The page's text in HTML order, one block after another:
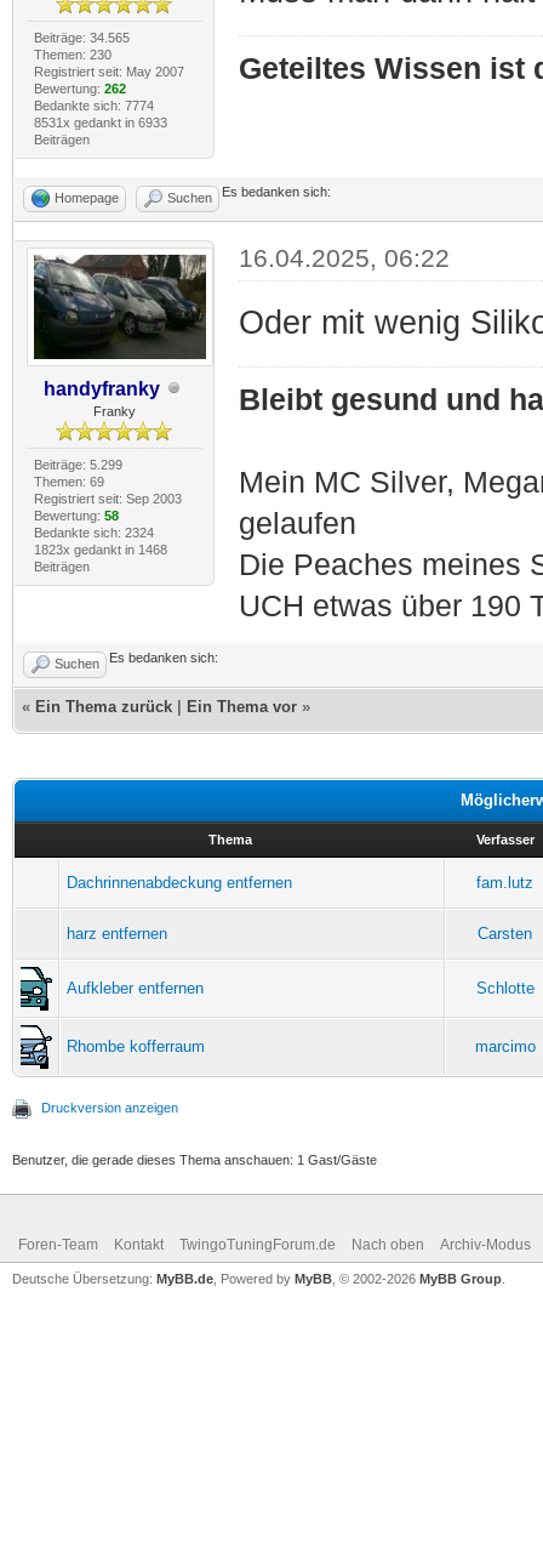
Beiträge: 34.565
Themen: 230
Registriert seit: May 2007
Bewertung: 262
Bedankte sich: 7774
8531x gedankt in 6933
Beiträgen
Geteiltes Wissen ist
Homepage Suchen Es bedanken sich:
handyfranky
Franky
Beiträge: 5.299
Themen: 69
Registriert seit: Sep 2003
Bewertung: 58
Bedankte sich: 2324
1823x gedankt in 1468
Beiträgen
16.04.2025, 06:22
Oder mit wenig
Bleibt gesund und
Mein MC Silver,
gelaufen
Die Peaches meines
UCH etwas über 190
Suchen Es bedanken sich:
« Ein Thema zurück Ein Thema vor »
Thema Verfasser
Dachrinnenabdeckung entfernen fam.lutz
harz entfernen Carsten
Aufkleber entfernen Schlotte
Rhombe kofferraum marcimo
Druckversion anzeigen
Benutzer, die gerade dieses Thema anschauen: 1 Gast/Gäste
Foren-Team Kontakt TwingoTuningForum.de Nach oben Archiv-Modus
Deutsche Übersetzung: MyBB.de , Powered by MyBB , © 2002-2026 MyBB Group